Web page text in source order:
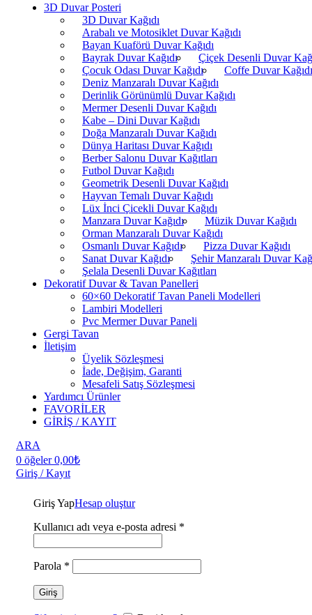
3D Duvar Posteri
3D Duvar Kağıdı
Arabalı ve Motosiklet Duvar Kağıdı
Bayan Kuaförü Duvar Kağıdı
Bayrak Duvar Kağıdı
Çiçek Desenli Duvar
Çocuk Odası Duvar Kağıdı
Coffe Duvar Kağıdı
Deniz Manzaralı Duvar Kağıdı
Derinlik Görünümlü Duvar Kağıdı
Mermer Desenli Duvar Kağıdı
Kabe – Dini Duvar Kağıdı
Doğa Manzaralı Duvar Kağıdı
Dünya Haritası Duvar Kağıdı
Berber Salonu Duvar Kağıtları
Futbol Duvar Kağıdı
Geometrik Desenli Duvar Kağıdı
Hayvan Temalı Duvar Kağıdı
Lüx İnci Çicekli Duvar Kağıdı
Manzara Duvar Kağıdı
Müzik Duvar Kağıdı
Orman Manzaralı Duvar Kağıdı
Osmanlı Duvar Kağıdı
Pizza Duvar Kağıdı
Sanat Duvar Kağıdı
Şehir Manzaralı Duvar
Şelala Desenli Duvar Kağıtları
Dekoratif Duvar & Tavan Panelleri
60×60 Dekoratif Tavan Paneli Modelleri
Lambiri Modelleri
Pvc Mermer Duvar Paneli
Gergi Tavan
İletişim
Üyelik Sözleşmesi
İade, Değişim, Garanti
Mesafeli Satış Sözleşmesi
Yardımcı Ürünler
FAVORİLER
GİRİŞ / KAYIT
ARA
0 öğeler 0,00₺
Giriş / Kayıt
Giriş YapHesap oluştur
Kullanıcı adı veya e-posta adresi *
Parola *
Giriş